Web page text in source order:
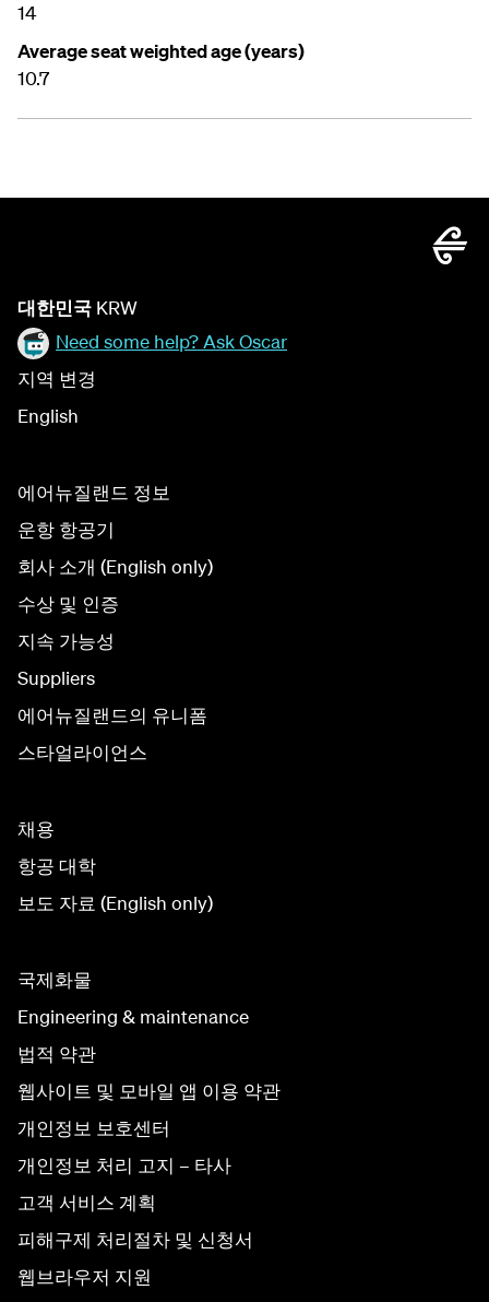
14
Average seat weighted age (years)
10.7
대한민국 KRW
Need some help? Ask Oscar
지역 변경
English
에어뉴질랜드 정보
운항 항공기
회사 소개 (English only)
수상 및 인증
지속 가능성
Suppliers
에어뉴질랜드의 유니폼
스타얼라이언스
채용
항공 대학
보도 자료 (English only)
국제화물
Engineering & maintenance
법적 약관
웹사이트 및 모바일 앱 이용 약관
개인정보 보호센터
개인정보 처리 고지 – 타사
고객 서비스 계획
피해구제 처리절차 및 신청서
웹브라우저 지원